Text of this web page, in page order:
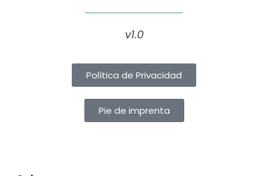
v1.0
Política de Privacidad
Pie de imprenta